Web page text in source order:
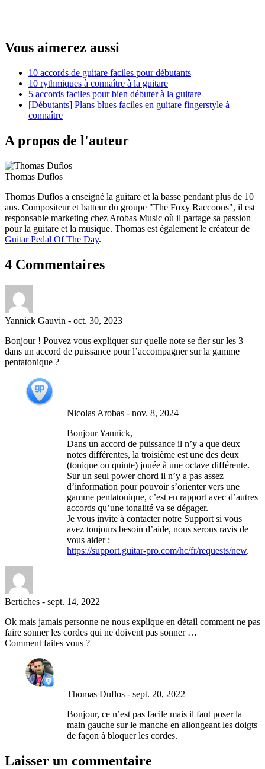
Vous aimerez aussi
10 accords de guitare faciles pour débutants
10 rythmiques à connaître à la guitare
5 accords faciles pour bien débuter à la guitare
[Débutants] Plans blues faciles en guitare fingerstyle à
connaître
A propos de l'auteur
Thomas Duflos
Thomas Duflos a enseigné la guitare et la basse pendant plus de 10
ans. Compositeur et batteur du groupe "The Foxy Raccoons", il est
responsable marketing chez Arobas Music où il partage sa passion
pour la guitare et la musique. Thomas est également le créateur de
Guitar Pedal Of The Day.
4 Commentaires
Yannick Gauvin - oct. 30, 2023
Bonjour ! Pouvez vous expliquer sur quelle note se fier sur les 3
dans un accord de puissance pour l’accompagner sur la gamme
pentatonique ?
Nicolas Arobas - nov. 8, 2024
Bonjour Yannick,
Dans un accord de puissance il n’y a que deux
notes différentes, la troisième est une des deux
(tonique ou quinte) jouée à une octave différente.
Sur un seul power chord il n’y a pas assez
d’information pour pouvoir s’orienter vers une
gamme pentatonique, c’est en rapport avec d’autres
accords qu’une tonalité va se dégager.
Je vous invite à contacter notre Support si vous
avez toujours besoin d’aide, nous serons ravis de
vous aider :
https://support.guitar-pro.com/hc/fr/requests/new.
Bertiches - sept. 14, 2022
Ok mais jamais personne ne nous explique en détail comment ne pas
faire sonner les cordes qui ne doivent pas sonner …
Comment faites vous ?
Thomas Duflos - sept. 20, 2022
Bonjour, ce n’est pas facile mais il faut poser la
main gauche sur le manche en allongeant les doigts
de façon à bloquer les cordes.
Laisser un commentaire